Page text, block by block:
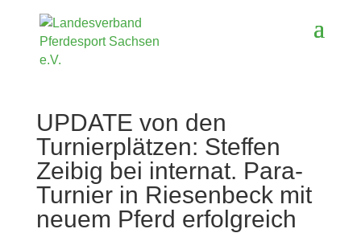
UPDATE von den
Turnierplätzen: Steffen
Zeibig bei internat. Para-
Turnier in Riesenbeck mit
neuem Pferd erfolgreich